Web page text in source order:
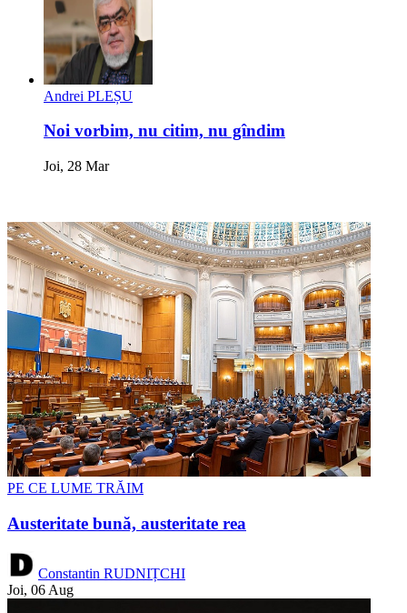
Andrei PLEȘU
Noi vorbim, nu citim, nu gîndim
Joi, 28 Mar
PE CE LUME TRĂIM
Austeritate bună, austeritate rea
Constantin RUDNIȚCHI
Joi, 06 Aug